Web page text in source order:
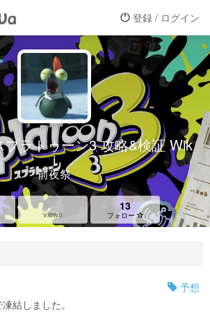
登録 / ログイン
ラトゥーン3 攻略&検証 Wik
i
前夜祭
views
13
フォロー
予想
結しました。